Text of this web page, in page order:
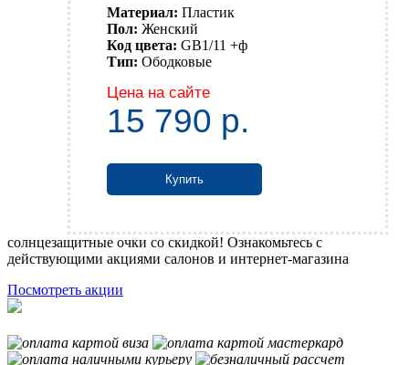
Материал: Пластик
Пол: Женский
Код цвета: GB1/11 +ф
Тип: Ободковые
Цена на сайте
15 790 р.
Купить
солнцезащитные очки со скидкой! Ознакомьтесь с
действующими акциями салонов и интернет-магазина
Посмотреть акции